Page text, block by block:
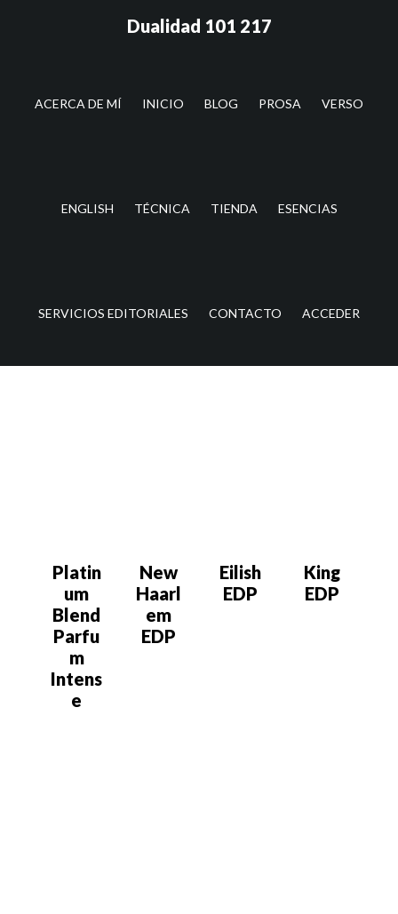
lateral
Dualidad 101 217
ACERCA DE MÍ INICIO BLOG PROSA VERSO
ENGLISH TÉCNICA TIENDA ESENCIAS
SERVICIOS EDITORIALES CONTACTO ACCEDER
Platin
um
Blend
Parfu
m
Intens
e
New
Haarl
em
EDP
Eilish
EDP
King
EDP